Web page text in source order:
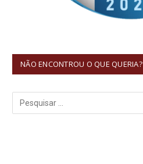
NÃO ENCONTROU O QUE QUERIA?